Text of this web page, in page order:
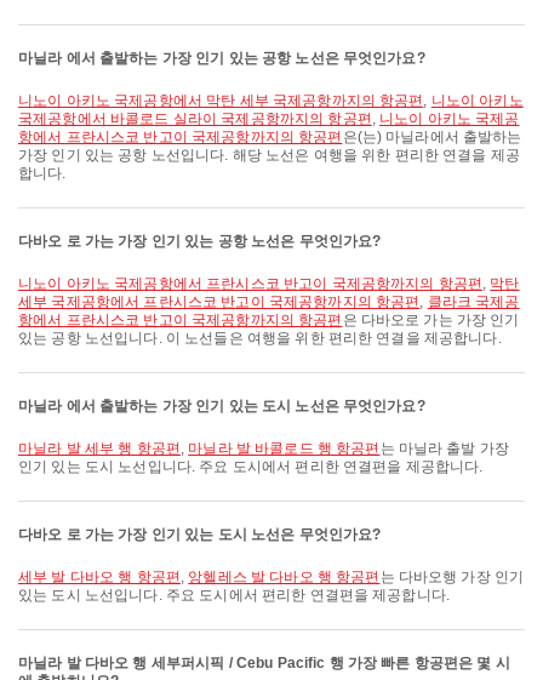
마닐라 에서 출발하는 가장 인기 있는 공항 노선은 무엇인가요?
니노이 아키노 국제공항에서 막탄 세부 국제공항까지의 항공편 , 니노이 아키노
국제공항에서 바콜로드 실라이 국제공항까지의 항공편 , 니노이 아키노 국제공
항에서 프란시스코 반고이 국제공항까지의 항공편 은(는) 마닐라에서 출발하는
가장 인기 있는 공항 노선입니다. 해당 노선은 여행을 위한 편리한 연결을 제공
합니다.
다바오 로 가는 가장 인기 있는 공항 노선은 무엇인가요?
니노이 아키노 국제공항에서 프란시스코 반고이 국제공항까지의 항공편 , 막탄
세부 국제공항에서 프란시스코 반고이 국제공항까지의 항공편 , 클라크 국제공
항에서 프란시스코 반고이 국제공항까지의 항공편 은 다바오로 가는 가장 인기
있는 공항 노선입니다. 이 노선들은 여행을 위한 편리한 연결을 제공합니다.
마닐라 에서 출발하는 가장 인기 있는 도시 노선은 무엇인가요?
마닐라 발 세부 행 항공편 , 마닐라 발 바콜로드 행 항공편 는 마닐라 출발 가장
인기 있는 도시 노선입니다. 주요 도시에서 편리한 연결편을 제공합니다.
다바오 로 가는 가장 인기 있는 도시 노선은 무엇인가요?
세부 발 다바오 행 항공편 , 앙헬레스 발 다바오 행 항공편 는 다바오행 가장 인기
있는 도시 노선입니다. 주요 도시에서 편리한 연결편을 제공합니다.
마닐라 발 다바오 행 세부퍼시픽 / Cebu Pacific 행 가장 빠른 항공편은 몇 시